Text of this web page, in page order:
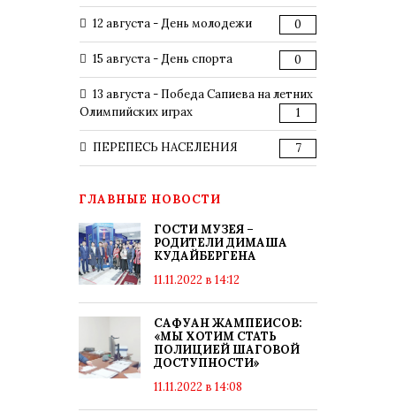
12 августа - День молодежи 0
15 августа - День спорта 0
13 августа - Победа Сапиева на летних
Олимпийских играх
1
ПЕРЕПЕСЬ НАСЕЛЕНИЯ 7
ГЛАВНЫЕ НОВОСТИ
ГОСТИ МУЗЕЯ –
РОДИТЕЛИ ДИМАША
КУДАЙБЕРГЕНА
11.11.2022 в 14:12
САФУАН ЖАМПЕИСОВ:
«МЫ ХОТИМ СТАТЬ
ПОЛИЦИЕЙ ШАГОВОЙ
ДОСТУПНОСТИ»
11.11.2022 в 14:08